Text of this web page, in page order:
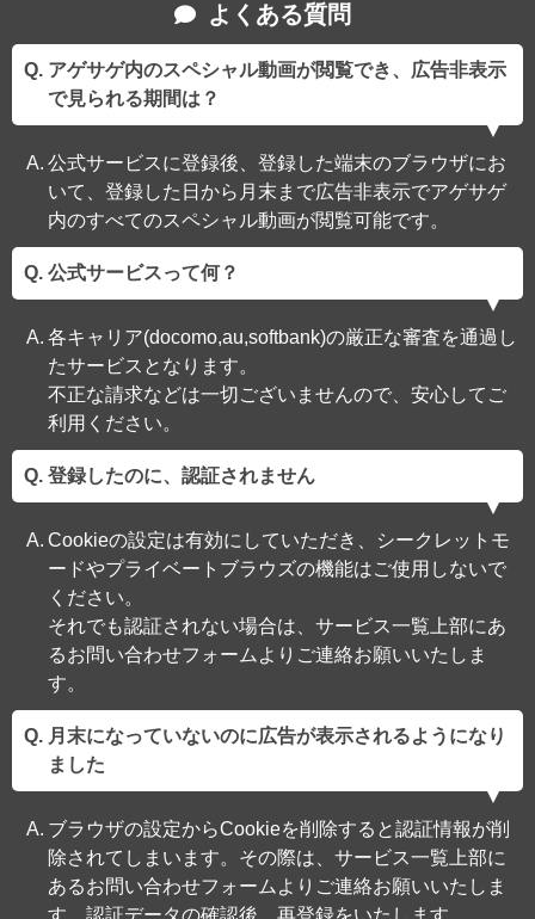
よくある質問
アゲサゲ内のスペシャル動画が閲覧でき、広告非表示
で見られる期間は？
公式サービスに登録後、登録した端末のブラウザにお
いて、登録した日から月末まで広告非表示でアゲサゲ
内のすべてのスペシャル動画が閲覧可能です。
公式サービスって何？
各キャリア(docomo,au,softbank)の厳正な審査を通過し
たサービスとなります。
不正な請求などは一切ございませんので、安心してご
利用ください。
登録したのに、認証されません
Cookieの設定は有効にしていただき、シークレットモ
ードやプライベートブラウズの機能はご使用しないで
ください。
それでも認証されない場合は、サービス一覧上部にあ
るお問い合わせフォームよりご連絡お願いいたしま
す。
月末になっていないのに広告が表示されるようになり
ました
ブラウザの設定からCookieを削除すると認証情報が削
除されてしまいます。その際は、サービス一覧上部に
あるお問い合わせフォームよりご連絡お願いいたしま